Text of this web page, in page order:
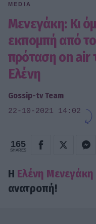
MEDIA
Μενεγάκη: Κι
εκπομπή από
πρόταση on air
Ελένη
Gossip-tv Team
22-10-2021 14:02
165
SHARES
H Ελένη Μενεγάκη
ανατροπή!